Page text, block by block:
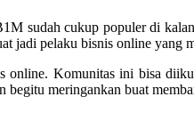
sudah cukup populer di
jadi pelaku bisnis online yang
Komunitas ini bisa
meringankan buat